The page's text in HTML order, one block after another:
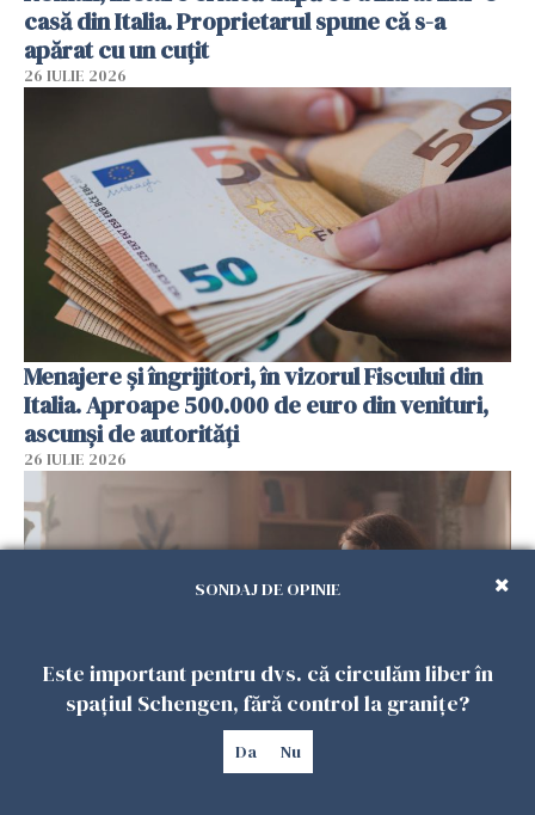
casă din Italia. Proprietarul spune că s-a
apărat cu un cuțit
26 IULIE 2026
Menajere și îngrijitori, în vizorul Fiscului din
Italia. Aproape 500.000 de euro din venituri,
ascunși de autorități
26 IULIE 2026
Vrei să te muți în SUA? Un studiu Harvard
SONDAJ DE OPINIE
Este important pentru dvs. că circulăm liber în
spațiul Schengen, fără control la granițe?
Da Nu